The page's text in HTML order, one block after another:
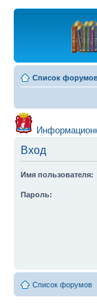
Список
Вход
Имя пользователя:
Пароль:
Список форумов